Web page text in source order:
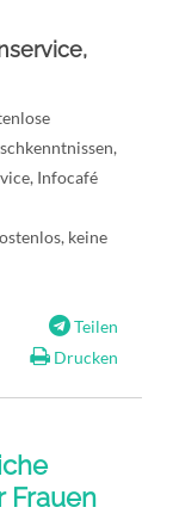
Infocafé
keine
Teilen
Drucken
Frauen